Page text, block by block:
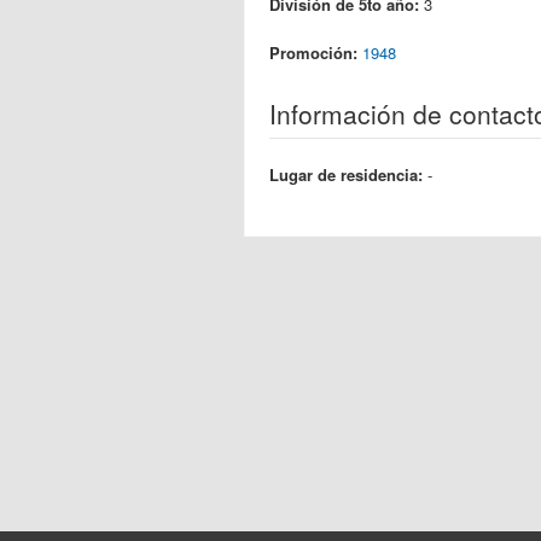
Promoción: 1948
Información de
Lugar de residencia: -